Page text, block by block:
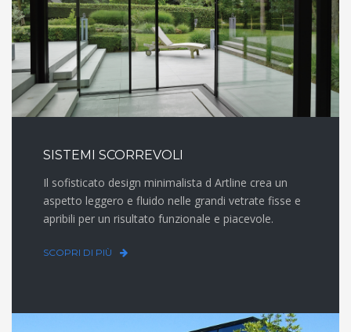
SISTEMI SCORREVOLI
Il sofisticato design minimalista d Artline crea un
aspetto leggero e fluido nelle grandi vetrate fisse e
apribili per un risultato funzionale e piacevole.
SCOPRI DI PIÙ